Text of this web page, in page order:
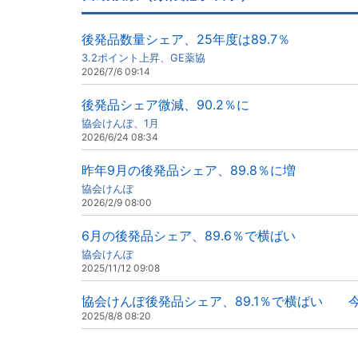
後発品数量シェア、25年度は89.7％
3.2ポイント上昇、GE薬協
2026/7/6 09:14
後発品シェア微減、90.2％に
協会けんぽ、1月
2026/6/24 08:34
昨年9月の後発品シェア、89.8％に増
協会けんぽ
2026/2/9 08:00
6月の後発品シェア、89.6％で横ばい
協会けんぽ
2025/11/12 09:08
協会けんぽ後発品シェア、89.1％で横ばい
2025/8/8 08:20